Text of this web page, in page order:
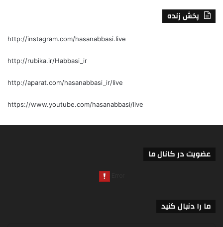
پخش زنده
http://instagram.com/hasanabbasi.live
http://rubika.ir/Habbasi_ir
http://aparat.com/hasanabbasi_ir/live
https://www.youtube.com/hasanabbasi/live
عضویت در کانال ما
ما را دنبال کنید